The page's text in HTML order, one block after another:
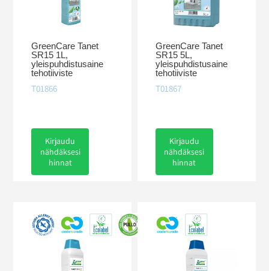
GreenCare Tanet
SR15 1L,
yleispuhdistusaine
tehotiiviste
T01866
Kirjaudu
nähdäksesi
hinnat
GreenCare Tanet
SR15 5L,
yleispuhdistusaine
tehotiiviste
T01867
Kirjaudu
nähdäksesi
hinnat